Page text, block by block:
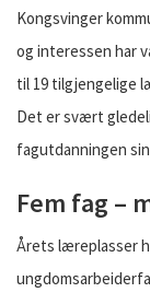
Kongsvinger
og interessen har
til 19 tilgjengelige
Det er svært
fagutdanningen
Fem fag –
Årets læreplasser